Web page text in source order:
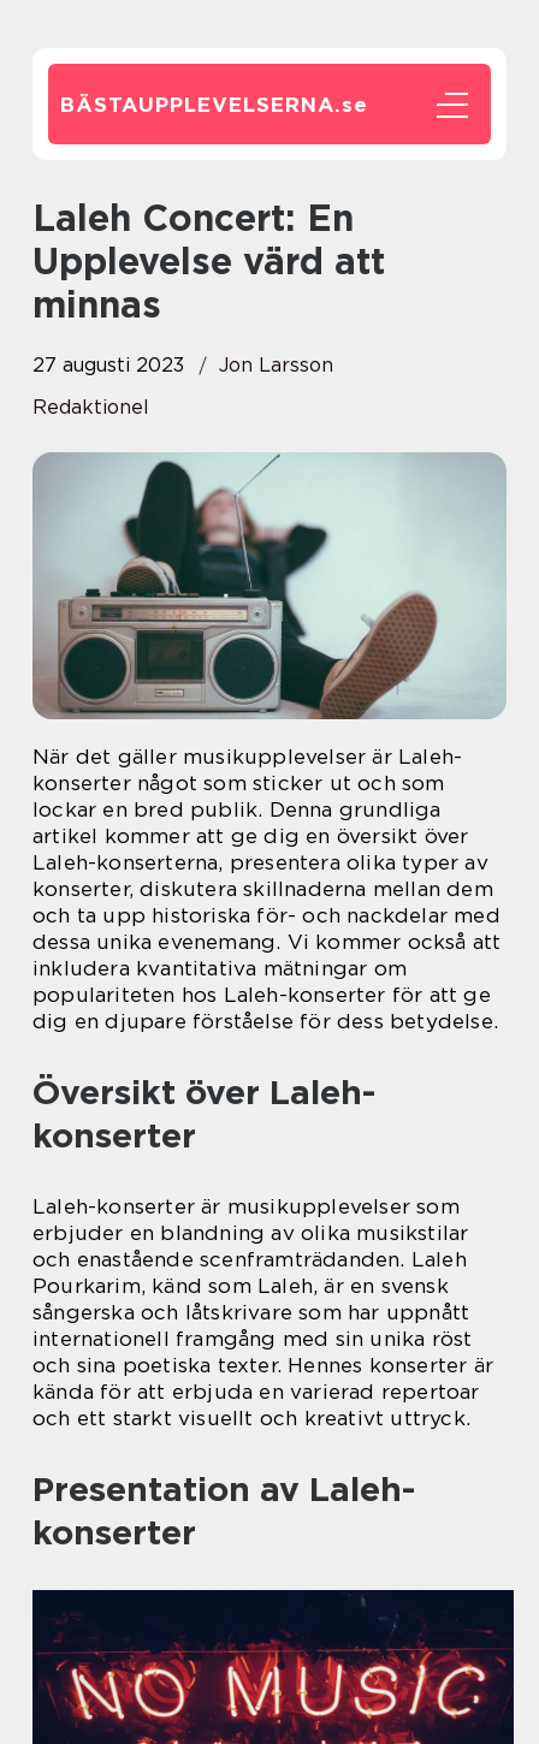
BÄSTAUPPLEVELSERNA.se
Laleh Concert: En
Upplevelse värd att
minnas
27 augusti 2023
Jon Larsson
Redaktionel
När det gäller musikupplevelser är Laleh-
konserter något som sticker ut och som
lockar en bred publik. Denna grundliga
artikel kommer att ge dig en översikt över
Laleh-konserterna, presentera olika typer av
konserter, diskutera skillnaderna mellan dem
och ta upp historiska för- och nackdelar med
dessa unika evenemang. Vi kommer också att
inkludera kvantitativa mätningar om
populariteten hos Laleh-konserter för att ge
dig en djupare förståelse för dess betydelse.
Översikt över Laleh-
konserter
Laleh-konserter är musikupplevelser som
erbjuder en blandning av olika musikstilar
och enastående scenframträdanden. Laleh
Pourkarim, känd som Laleh, är en svensk
sångerska och låtskrivare som har uppnått
internationell framgång med sin unika röst
och sina poetiska texter. Hennes konserter är
kända för att erbjuda en varierad repertoar
och ett starkt visuellt och kreativt uttryck.
Presentation av Laleh-
konserter